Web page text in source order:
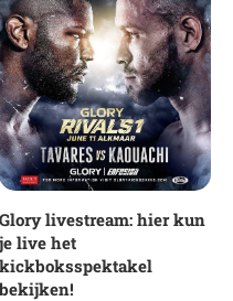
Glory livestream: hier kun
je live het
kickboksspektakel
bekijken!